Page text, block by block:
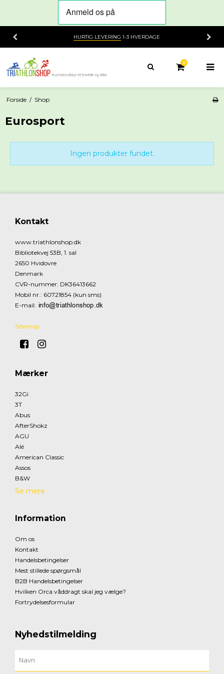
HURTIG LEVERING 1-3 HVERDAGE
0
Forside / Shop
Eurosport
Ingen produkter fundet.
Kontakt
www.triathlonshop.dk
Bibliotekvej 53B, 1. sal
2650 Hvidovre
Denmark
CVR-nummer: DK36413662
Mobil nr.: 60721854 (kun sms)
E-mail:
Sitemap
Mærker
32Gi
3T
Abus
AfterShokz
AGU
Alé
American Classic
Assos
B&W
Se mere
Information
Om os
Kontakt
Handelsbetingelser
Mest stillede spørgsmål
B2B Handelsbetingelser
Hvilken Orca våddragt skal jeg vælge?
Fortrydelsesformular
Nyhedstilmelding